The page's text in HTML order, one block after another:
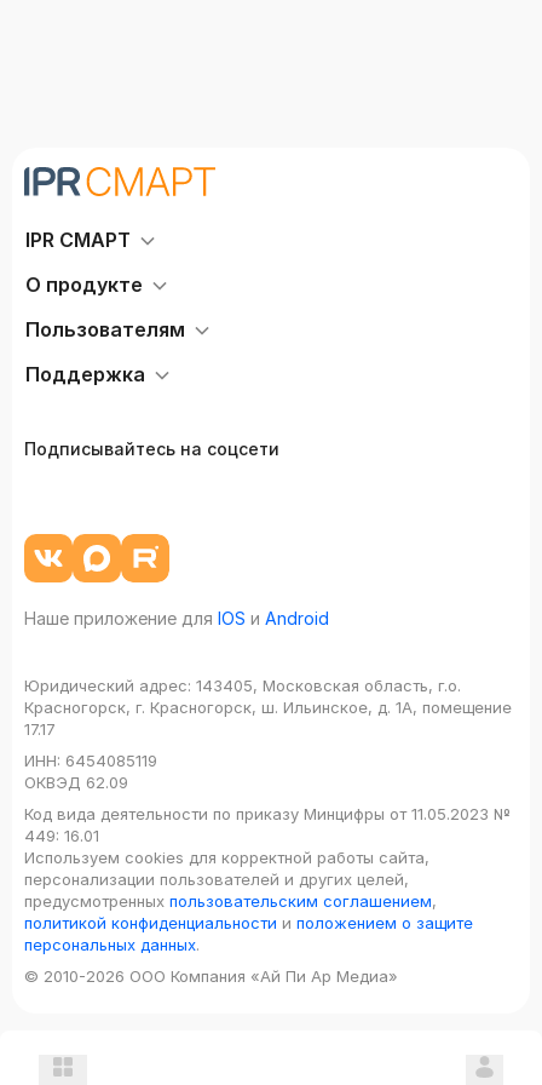
IPR СМАРТ
О продукте
Пользователям
Поддержка
Подписывайтесь на соцсети
Наше приложение для IOS и Android
Юридический адрес: 143405, Московская область, г.о.
Красногорск, г. Красногорск, ш. Ильинское, д. 1А, помещение
17.17
ИНН: 6454085119
ОКВЭД 62.09
Код вида деятельности по приказу Минцифры от 11.05.2023 №
449: 16.01
Используем cookies для корректной работы сайта,
персонализации пользователей и других целей,
предусмотренных пользовательским соглашением,
политикой конфиденциальности и положением о защите
персональных данных.
© 2010-2026 ООО Компания «Ай Пи Ар Медиа»